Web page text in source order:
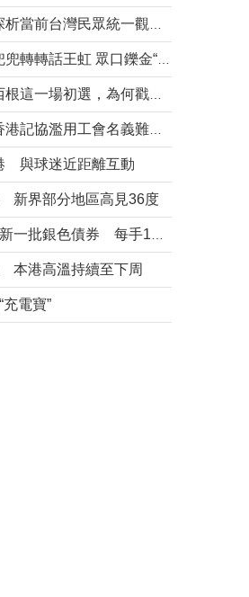
與球迷近距離互動
新界部分地區高見36度
本港高溫持續至下周
電寶”